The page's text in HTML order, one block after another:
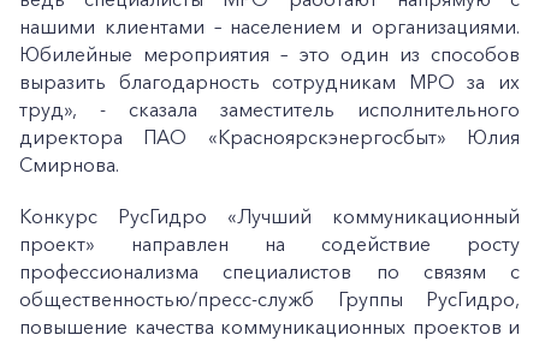
нашими клиентами – населением и организациями.
Юбилейные мероприятия – это один из способов
выразить благодарность сотрудникам МРО за их
труд», - сказала заместитель исполнительного
директора ПАО «Красноярскэнергосбыт» Юлия
Смирнова.
Конкурс РусГидро «Лучший коммуникационный
проект» направлен на содействие росту
профессионализма специалистов по связям с
общественностью/пресс-служб Группы РусГидро,
повышение качества коммуникационных проектов и